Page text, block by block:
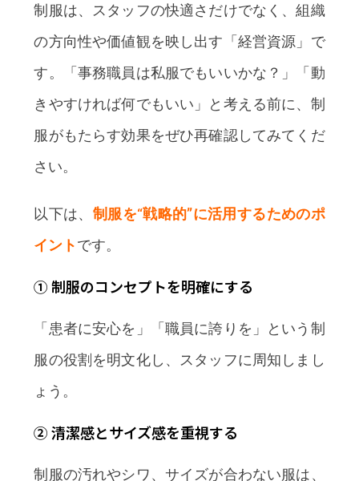
制服は、スタッフの快適さだけでなく、組織
の方向性や価値観を映し出す「経営資源」で
す。「事務職員は私服でもいいかな？」「動
きやすければ何でもいい」と考える前に、制
服がもたらす効果をぜひ再確認してみてくだ
さい。
以下は、 制服を“戦略的”に活用するためのポ
イントです。
① 制服のコンセプトを明確にする
「患者に安心を」「職員に誇りを」という制
服の役割を明文化し、スタッフに周知しまし
ょう。
② 清潔感とサイズ感を重視する
制服の汚れやシワ、サイズが合わない服は、